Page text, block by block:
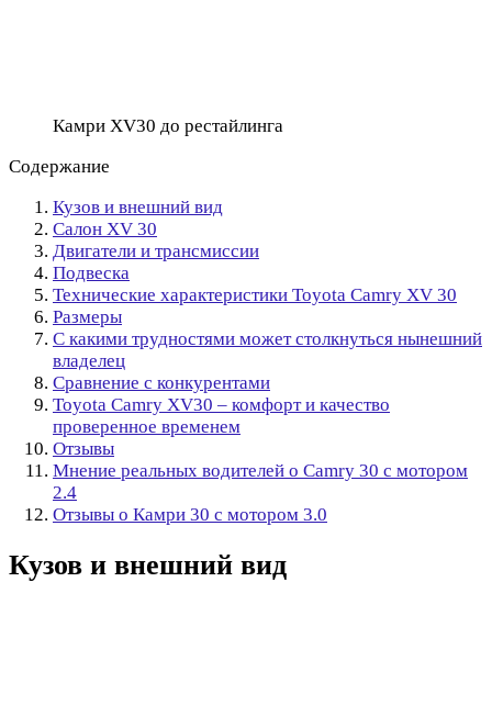
Камри XV30 до рестайлинга
Содержание
Кузов и внешний вид
Салон XV 30
Двигатели и трансмиссии
Подвеска
Технические характеристики Toyota Camry XV 30
Размеры
С какими трудностями может столкнуться нынешний
владелец
Сравнение с конкурентами
Toyota Camry XV30 – комфорт и качество
проверенное временем
Отзывы
Мнение реальных водителей о Camry 30 с мотором
2.4
Отзывы о Камри 30 с мотором 3.0
Кузов и внешний вид